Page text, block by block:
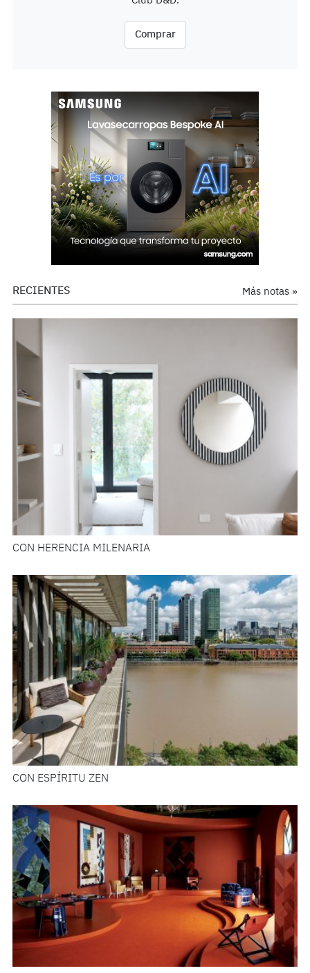
Comprar
Más notas »
RECIENTES
CON HERENCIA MILENARIA
CON ESPÍRITU ZEN